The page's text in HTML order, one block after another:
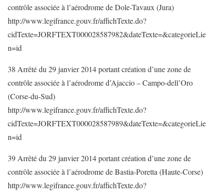
contrôle associée à l’aérodrome de Dole-Tavaux (Jura)
http://www.legifrance.gouv.fr/affichTexte.do?
cidTexte=JORFTEXT000028587982&dateTexte=&categorieLie
n=id
38 Arrêté du 29 janvier 2014 portant création d’une zone de
contrôle associée à l’aérodrome d’Ajaccio – Campo-dell’Oro
(Corse-du-Sud)
http://www.legifrance.gouv.fr/affichTexte.do?
cidTexte=JORFTEXT000028587989&dateTexte=&categorieLie
n=id
39 Arrêté du 29 janvier 2014 portant création d’une zone de
contrôle associée à l’aérodrome de Bastia-Poretta (Haute-Corse)
http://www.legifrance.gouv.fr/affichTexte.do?